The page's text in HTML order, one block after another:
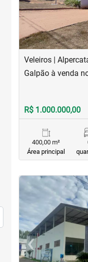
Veleiros |
Galpão à venda
R$ 1.000.000,00
400,00 m²
Área principal
< <
‹Previous